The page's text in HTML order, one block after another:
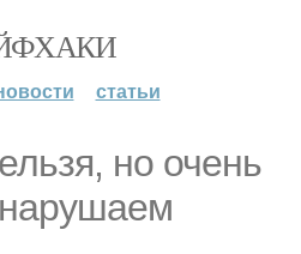
статьи
но очень